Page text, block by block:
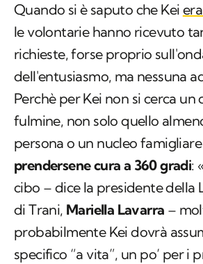
Quando si è saputo che Kei
le volontarie hanno ricevuto
richieste, forse proprio
dell'entusiasmo, ma nessuna
Perchè per Kei non si cerca un
fulmine, non solo quello
persona o un nucleo
prendersene cura a 360 gradi:
cibo – dice la presidente della
di Trani, Mariella Lavarra –
probabilmente Kei dovrà
specifico “a vita”, un po’ per i